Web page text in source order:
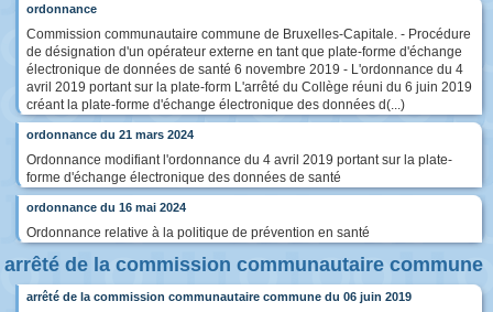
ordonnance
Commission communautaire commune de Bruxelles-Capitale. - Procédure
de désignation d'un opérateur externe en tant que plate-forme d'échange
électronique de données de santé 6 novembre 2019 - L'ordonnance du 4
avril 2019 portant sur la plate-form L'arrêté du Collège réuni du 6 juin 2019
créant la plate-forme d'échange électronique des données d(...)
ordonnance du 21 mars 2024
Ordonnance modifiant l'ordonnance du 4 avril 2019 portant sur la plate-
forme d'échange électronique des données de santé
ordonnance du 16 mai 2024
Ordonnance relative à la politique de prévention en santé
arrêté de la commission communautaire commune
arrêté de la commission communautaire commune du 06 juin 2019